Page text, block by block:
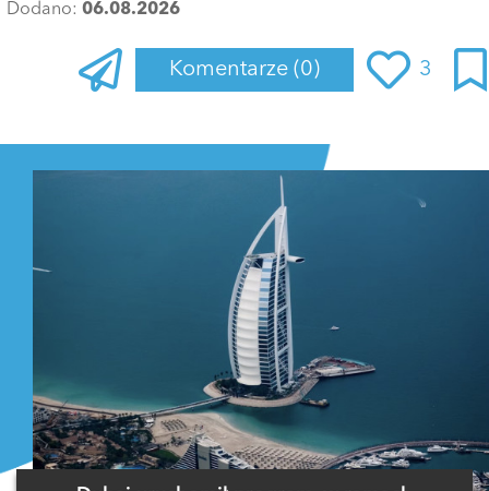
Dodano: 06.08.2026
Komentarze (0) 3